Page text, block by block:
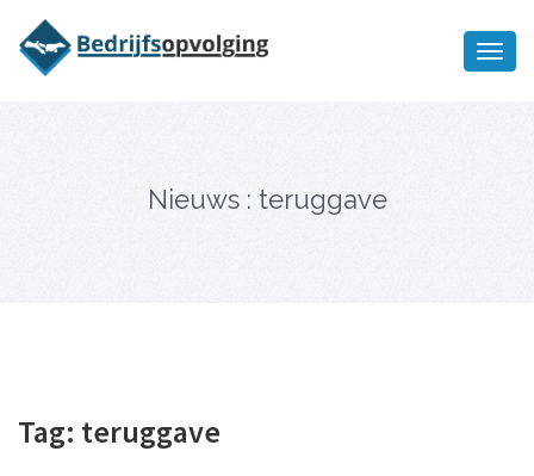
Nieuws : teruggave
Tag: teruggave
bedrijfsopvolging voor fiscaal
juridisch advies
Ik wil meer informatie